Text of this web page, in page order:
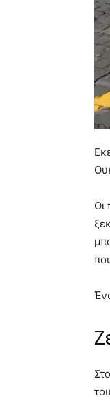
Οι